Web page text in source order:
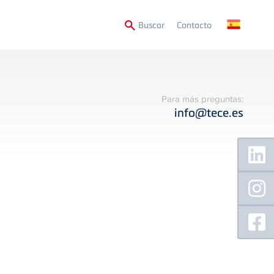
BuscarSecondary
Contacto
Para más preguntas:
info@tece.es
Floating